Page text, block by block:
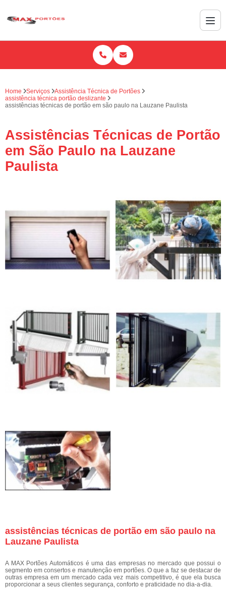
Home Serviços
Assistência Técnica de Portões
assistência técnica portão deslizante
assistências técnicas de portão em são paulo na Lauzane Paulista
Assistências Técnicas de Portão
em São Paulo na Lauzane
Paulista
assistências técnicas de portão em são paulo na
Lauzane Paulista
A MAX Portões Automáticos é uma das empresas no mercado que possui o
segmento em consertos e manutenção em portões. O que a faz se destacar de
outras empresa em um mercado cada vez mais competitivo, é que ela busca
proporcionar a seus clientes segurança, conforto e praticidade no dia-a-dia.